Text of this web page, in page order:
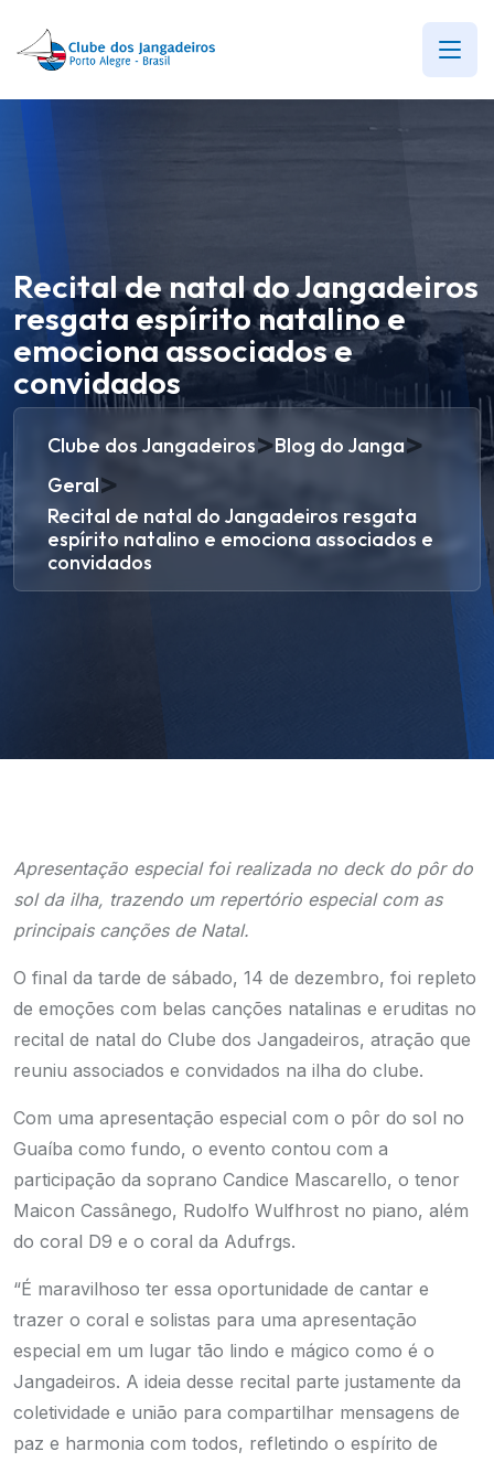
Recital de natal do Jangadeiros
resgata espírito natalino e
emociona associados e
convidados
Clube dos Jangadeiros>Blog do Janga>
Geral>
Recital de natal do Jangadeiros resgata
espírito natalino e emociona associados e
convidados
Apresentação especial foi realizada no deck do pôr do
sol da ilha, trazendo um repertório especial com as
principais canções de Natal.
O final da tarde de sábado, 14 de dezembro, foi repleto
de emoções com belas canções natalinas e eruditas no
recital de natal do Clube dos Jangadeiros, atração que
reuniu associados e convidados na ilha do clube.
Com uma apresentação especial com o pôr do sol no
Guaíba como fundo, o evento contou com a
participação da soprano Candice Mascarello, o tenor
Maicon Cassânego, Rudolfo Wulfhrost no piano, além
do coral D9 e o coral da Adufrgs.
“É maravilhoso ter essa oportunidade de cantar e
trazer o coral e solistas para uma apresentação
especial em um lugar tão lindo e mágico como é o
Jangadeiros. A ideia desse recital parte justamente da
coletividade e união para compartilhar mensagens de
paz e harmonia com todos, refletindo o espírito de